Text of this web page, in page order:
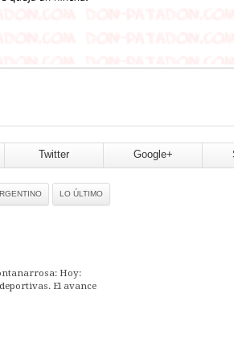
Twitter Google+
LO ÚLTIMO
Hoy:
El avance